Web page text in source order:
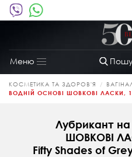
Меню
Toggle
navigation
КОСМЕТИКА ТА ЗДОРОВ'Я
ВОДНІЙ ОСНОВІ ШОВКОВІ ЛАСКИ,
Лубрикант на
ШОВКОВІ
Fifty Shades of